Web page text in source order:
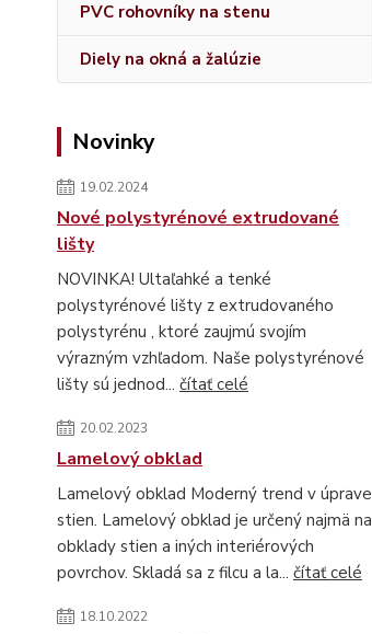
PVC rohovníky na stenu
Diely na okná a žalúzie
Novinky
19.02.2024
Nové polystyrénové extrudované
lišty
NOVINKA! Ultaľahké a tenké
polystyrénové lišty z extrudovaného
polystyrénu , ktoré zaujmú svojím
výrazným vzhľadom. Naše polystyrénové
lišty sú jednod... čítať celé
20.02.2023
Lamelový obklad
Lamelový obklad Moderný trend v úprave
stien. Lamelový obklad je určený najmä na
obklady stien a iných interiérových
povrchov. Skladá sa z filcu a la... čítať celé
18.10.2022